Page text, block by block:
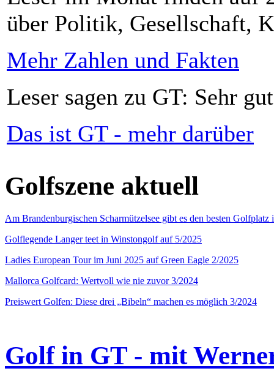
über Politik, Gesellschaft,
Mehr Zahlen und Fakten
Leser sagen zu GT: Sehr
Das ist GT - mehr darüber
Golfszene aktuell
Am Brandenburgischen Scharmützelsee gibt es den besten
Golflegende Langer teet in Winstongolf auf 5/2025
Ladies European Tour im Juni 2025 auf Green Eagle 2/2025
Mallorca Golfcard: Wertvoll wie nie zuvor 3/2024
Preiswert Golfen: Diese drei „Bibeln“ machen es möglich 3/2024
Golf in GT - mit